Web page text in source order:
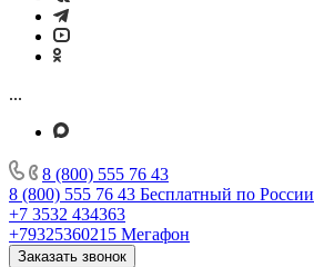
...
8 (800) 555 76 43
8 (800) 555 76 43 Бесплатный по России
+7 3532 434363
+79325360215 Мегафон
Заказать звонок